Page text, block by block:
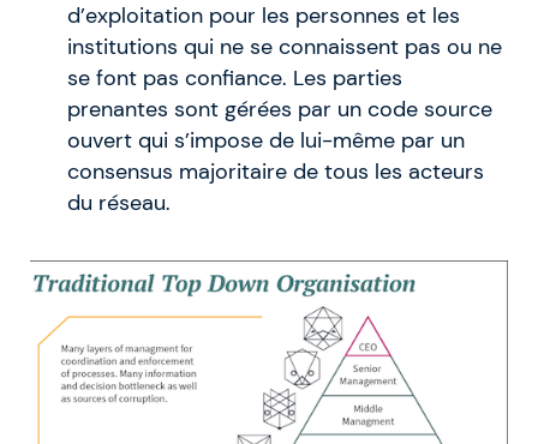
d’exploitation pour les personnes et les
institutions qui ne se connaissent pas ou ne
se font pas confiance. Les parties
prenantes sont gérées par un code source
ouvert qui s’impose de lui-même par un
consensus majoritaire de tous les acteurs
du réseau.